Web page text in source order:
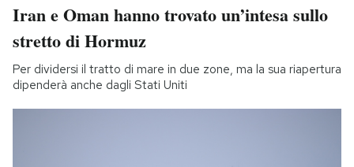
Iran e Oman hanno trovato un’intesa sullo
stretto di Hormuz
Per dividersi il tratto di mare in due zone, ma la sua riapertura
dipenderà anche dagli Stati Uniti